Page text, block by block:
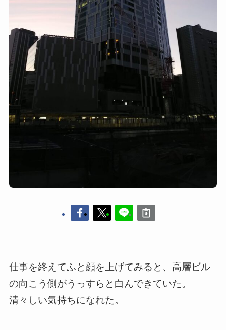
仕事を終えてふと顔を上げてみると、高層ビル
の向こう側がうっすらと白んできていた。
清々しい気持ちになれた。